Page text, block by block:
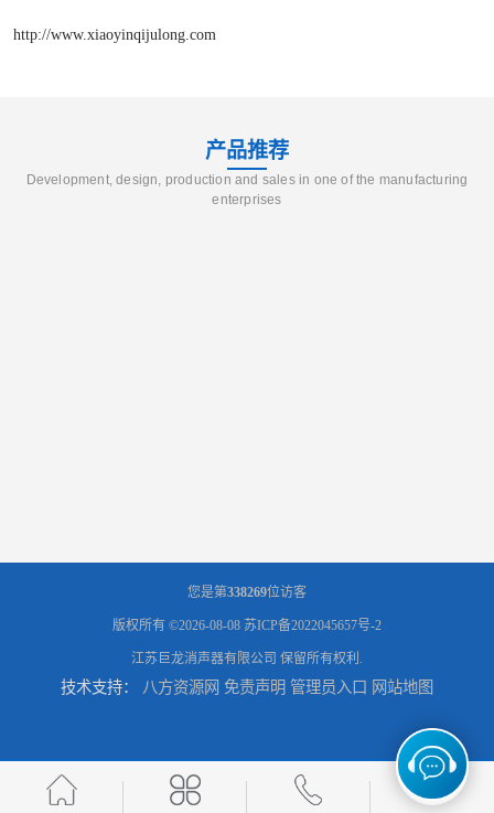
http://www.xiaoyinqijulong.com
产品推荐
Development, design, production and sales in one of the manufacturing
enterprises
您是第338269位访客
版权所有 ©2026-08-08 苏ICP备2022045657号-2
江苏巨龙消声器有限公司 保留所有权利.
技术支持： 八方资源网 免责声明 管理员入口 网站地图